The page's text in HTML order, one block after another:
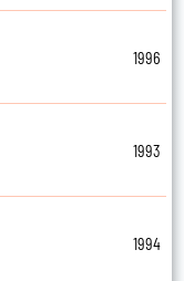
1996
1993
1994